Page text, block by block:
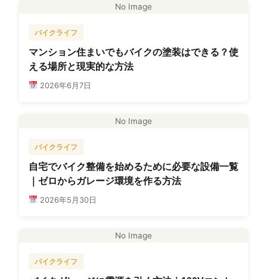
No Image
バイクライフ
マンション住まいでもバイクの塗装はできる？使
える場所と現実的な方法
2026年6月7日
No Image
バイクライフ
自宅でバイク整備を始めるために必要な設備一覧
｜ゼロからガレージ環境を作る方法
2026年5月30日
No Image
バイクライフ